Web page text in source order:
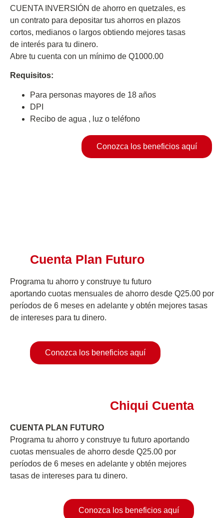
CUENTA INVERSIÓN de ahorro en quetzales, es
un contrato para depositar tus ahorros en plazos
cortos, medianos o largos obtiendo mejores tasas
de interés para tu dinero. ​
Abre tu cuenta con un mínimo de Q1000.00
Requisitos:
Para personas mayores de 18 años
DPI
Recibo de agua , luz o teléfono
Conozca los beneficios aquí
Cuenta Plan Futuro
Programa tu ahorro y construye tu futuro
aportando cuotas mensuales de ahorro desde Q25.00 por
períodos de 6 meses en adelante y obtén mejores tasas
de intereses para tu dinero.
Conozca los beneficios aquí
Chiqui Cuenta
CUENTA PLAN FUTURO
Programa tu ahorro y construye tu futuro aportando
cuotas mensuales de ahorro desde Q25.00 por
períodos de 6 meses en adelante y obtén mejores
tasas de intereses para tu dinero. ​
Conozca los beneficios aquí